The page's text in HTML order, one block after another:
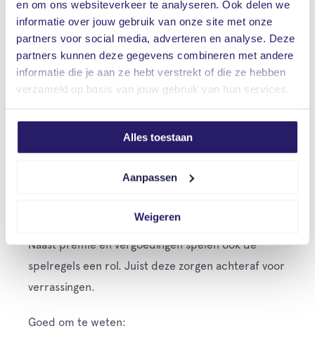
en om ons websiteverkeer te analyseren. Ook delen we
informatie over jouw gebruik van onze site met onze
partners voor social media, adverteren en analyse. Deze
partners kunnen deze gegevens combineren met andere
informatie die je aan ze hebt verstrekt of die ze hebben
verzameld op basis van jouw gebruik van hun services.
Alles toestaan
Aanpassen
Weigeren
Tandzorg voor volwassenen.
Brillen- en lenzenvergoeding.
Mentale ondersteuning en
leefstijlprogramma’s.
Vergelijken laat hier vaak direct zien waar
winst te behalen is.
Naast premie en vergoedingen spelen ook de
spelregels een rol. Juist deze zorgen achteraf voor
verrassingen.
Goed om te weten: